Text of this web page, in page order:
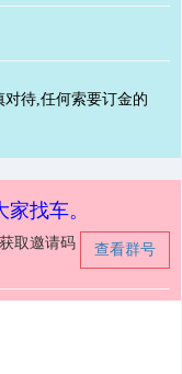
待,任何索要订金的
找车。
查看群号
取邀请码